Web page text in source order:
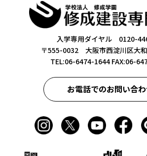
入学専用ダイヤル 0120-
〒555-0032 大阪市西淀川区大
TEL:06-6474-1644FAX:06-
お電話でのお問い合